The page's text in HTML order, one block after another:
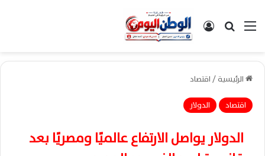
القائمةبحث عن تسجيل الدخول
الرئيسية/اقتصاد
اقتصاد
الدولار
الدولار يواصل الارتفاع عالميًا ومصريًا بعد